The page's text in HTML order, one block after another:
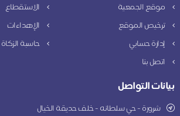
موقع الجمعية
الاستقطاع
ترخيص الموقع
الإهداءات
إدارة حسابي
حاسبة الزكاة
اتصل بنا
بيانات التواصل
شرورة - حي سلطانه - خلف حديقة الخيال